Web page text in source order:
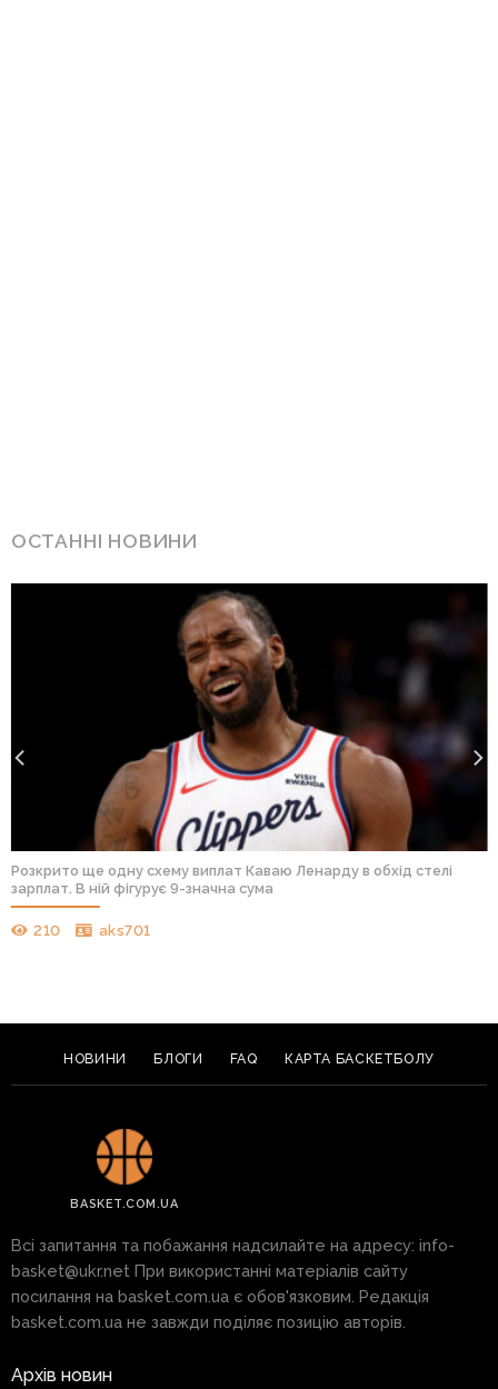
ОСТАННІ НОВИНИ
Розкрито ще одну схему виплат Каваю Ленарду в обхід стелі
зарплат. В ній фігурує 9-значна сума
210 aks701
НОВИНИ БЛОГИ FAQ КАРТА БАСКЕТБОЛУ
BASKET.COM.UA
Всі запитання та побажання надсилайте на адресу: info-
basket@ukr.net При використанні матеріалів сайту
посилання на basket.com.ua є обов'язковим. Редакція
basket.com.ua не завжди поділяє позицію авторів.
Архів новин